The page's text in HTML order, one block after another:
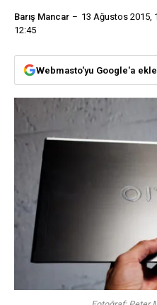
Barış Mancar 13 Ağustos 2015,
12:45
Webmasto'yu Google'a